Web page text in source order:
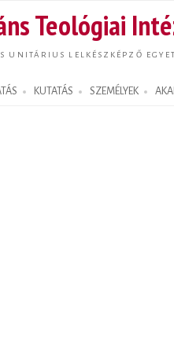
tartalomra
Teológiai
UNITÁRIUS LELKÉSZKÉPZŐ
KUTATÁS SZEMÉLYEK